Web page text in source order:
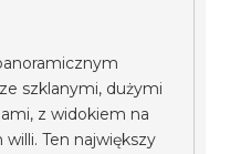
szklanymi, dużymi
z widokiem na
Ten największy